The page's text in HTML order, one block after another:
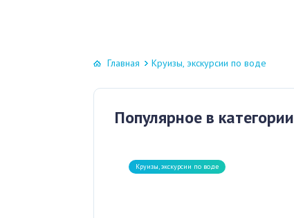
Главная Круизы, экскурсии по воде
Популярное в категории
Круизы, экскурсии по воде